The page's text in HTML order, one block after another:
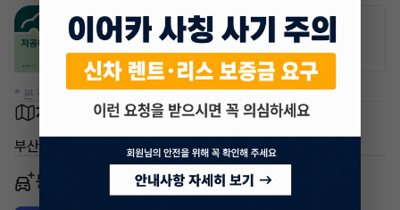
공항주차장
50% 할인
공영주차장
50% 할인
* 본 정보는 지자체마다 다를 수 있으니 실제 정보와 확인해 주세요.
차량 위치
부산 남구 문현동
동일 차종 이어카